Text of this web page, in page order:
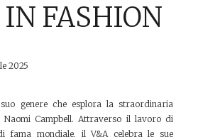
FASHION
2025
genere che esplora la straordinaria
Campbell. Attraverso il lavoro di
fama mondiale, il V&A celebra le sue